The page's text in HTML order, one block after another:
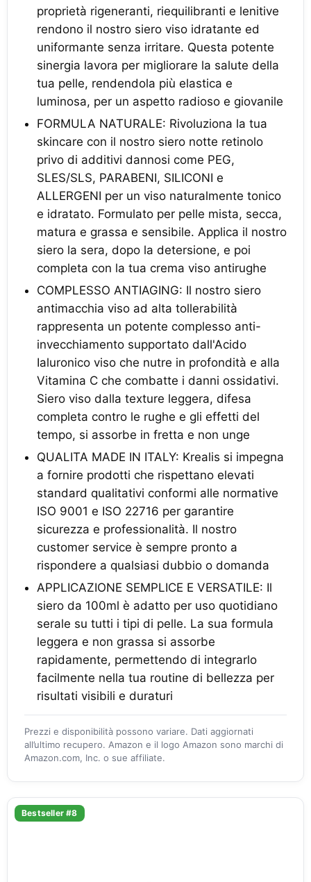
proprietà rigeneranti, riequilibranti e lenitive
rendono il nostro siero viso idratante ed
uniformante senza irritare. Questa potente
sinergia lavora per migliorare la salute della
tua pelle, rendendola più elastica e
luminosa, per un aspetto radioso e giovanile
FORMULA NATURALE: Rivoluziona la tua
skincare con il nostro siero notte retinolo
privo di additivi dannosi come PEG,
SLES/SLS, PARABENI, SILICONI e
ALLERGENI per un viso naturalmente tonico
e idratato. Formulato per pelle mista, secca,
matura e grassa e sensibile. Applica il nostro
siero la sera, dopo la detersione, e poi
completa con la tua crema viso antirughe
COMPLESSO ANTIAGING: Il nostro siero
antimacchia viso ad alta tollerabilità
rappresenta un potente complesso anti-
invecchiamento supportato dall'Acido
Ialuronico viso che nutre in profondità e alla
Vitamina C che combatte i danni ossidativi.
Siero viso dalla texture leggera, difesa
completa contro le rughe e gli effetti del
tempo, si assorbe in fretta e non unge
QUALITA MADE IN ITALY: Krealis si impegna
a fornire prodotti che rispettano elevati
standard qualitativi conformi alle normative
ISO 9001 e ISO 22716 per garantire
sicurezza e professionalità. Il nostro
customer service è sempre pronto a
rispondere a qualsiasi dubbio o domanda
APPLICAZIONE SEMPLICE E VERSATILE: Il
siero da 100ml è adatto per uso quotidiano
serale su tutti i tipi di pelle. La sua formula
leggera e non grassa si assorbe
rapidamente, permettendo di integrarlo
facilmente nella tua routine di bellezza per
risultati visibili e duraturi
Prezzi e disponibilità possono variare. Dati aggiornati
all’ultimo recupero. Amazon e il logo Amazon sono marchi di
Amazon.com, Inc. o sue affiliate.
Bestseller #8